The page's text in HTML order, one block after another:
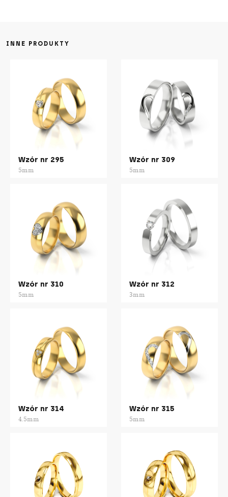
INNE PRODUKTY
Wzór nr 295
5mm
Wzór nr 309
5mm
Wzór nr 310
5mm
Wzór nr 312
3mm
Wzór nr 314
4.5mm
Wzór nr 315
5mm